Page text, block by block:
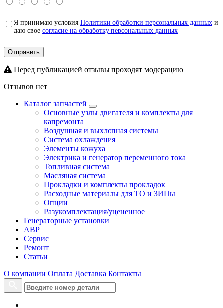
Я принимаю условия Политики обработки персональных данных и
даю свое согласие на обработку персональных данных
Отправить
Перед публикацией отзывы проходят модерацию
Отзывов нет
Каталог запчастей
Основные узлы двигателя и комплекты для
капремонта
Воздушная и выхлопная системы
Система охлаждения
Элементы кожуха
Электрика и генератор переменного тока
Топливная система
Масляная система
Прокладки и комплекты прокладок
Расходные материалы для ТО и ЗИПы
Опции
Разукомплектация/уцененное
Генераторные установки
АВР
Сервис
Ремонт
Статьи
О компании Оплата Доставка Контакты